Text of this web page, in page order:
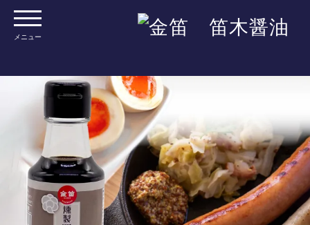
メニュー